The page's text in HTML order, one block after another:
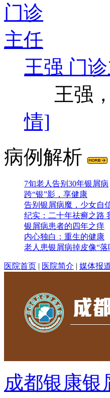
王强 门
王强，
情]
病例解析
7旬老人告别30年银屑病
跨“银”影，享健康
告别银屑病魔，少女自
纪实：二十年祛癣之路
银屑病患者的四年之痒
内心独白：重生的健康
老人患银屑病掉皮像“落
医院首页 | 医院简介 | 媒体报
成都银康银